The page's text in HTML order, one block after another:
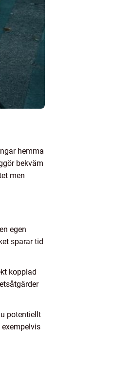
hemma
bekväm
men
egen
sparar tid
kopplad
potentiellt